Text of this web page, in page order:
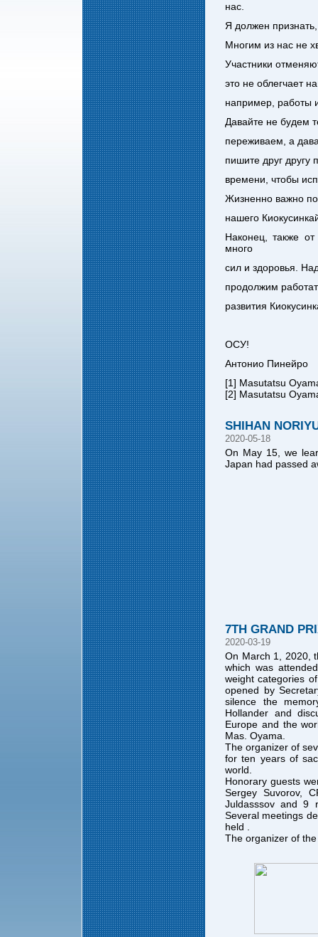
нас.
Я должен
Многим из нас не
Участники
это не облегчает
например, работы
Давайте не будем
переживаем, а
пишите друг другу
времени, чтобы
Жизненно важно
нашего
Наконец, также
много
сил и здоровья.
продолжим
развития
ОСУ!
Антонио Пинейро
[1] Masutatsu
[2] Masutatsu
SHIHAN
2020-05-18
On May 15, we
Japan had passed
7TH GRAND
2020-03-19
On March 1, 2020,
which was
weight categories
opened by
silence the
Hollander and
Europe and the
Mas. Oyama.
The organizer of
for ten years of
world.
Honorary guests
Sergey Suvorov,
Juldasssov and 9
Several meetings
held .
The organizer of